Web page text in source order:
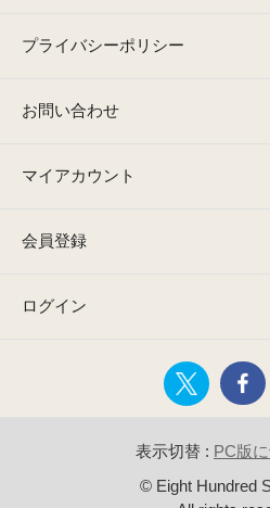
プライバシーポリシー
お問い合わせ
マイアカウント
会員登録
ログイン
表示切替 : PC版
© Eight Hundred